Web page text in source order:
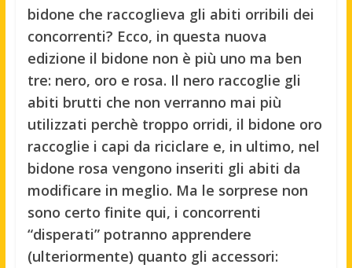
bidone che raccoglieva gli abiti orribili dei
concorrenti? Ecco, in questa nuova
edizione il bidone non è più uno ma ben
tre: nero, oro e rosa. Il nero raccoglie gli
abiti brutti che non verranno mai più
utilizzati perchè troppo orridi, il bidone oro
raccoglie i capi da riciclare e, in ultimo, nel
bidone rosa vengono inseriti gli abiti da
modificare in meglio. Ma le sorprese non
sono certo finite qui, i concorrenti
“disperati” potranno apprendere
(ulteriormente) quanto gli accessori: